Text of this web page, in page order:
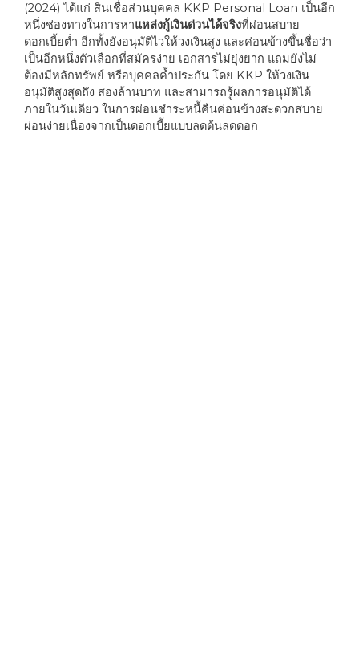
(2024) ได้แก่ สินเชื่อส่วนบุคคล KKP Personal Loan เป็นอีก
หนึ่งช่องทางในการหาแหล่งกู้เงินด่วนได้จริงที่ผ่อนสบาย
ดอกเบี้ยต่ำ อีกทั้งยังอนุมัติไวให้วงเงินสูง และค่อนข้างขึ้นชื่อว่า
เป็นอีกหนึ่งตัวเลือกที่สมัครง่าย เอกสารไม่ยุ่งยาก แถมยังไม่
ต้องมีหลักทรัพย์ หรือบุคคลค้ำประกัน โดย KKP ให้วงเงิน
อนุมัติสูงสุดถึง สองล้านบาท และสามารถรู้ผลการอนุมัติได้
ภายในวันเดียว ในการผ่อนชำระหนี้คืนค่อนข้างสะดวกสบาย
ผ่อนง่ายเนื่องจากเป็นดอกเบี้ยแบบลดต้นลดดอก